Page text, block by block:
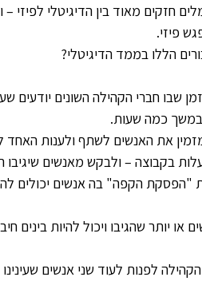
חזקים מאוד בין הדיגיטלי לפיזי
פיזי.
הללו בממד הדיגיטלי?
שבו חברי הקהילה השונים יודעים
במשך כמה שעות.
את האנשים לשתף ולענות האחד
בקבוצה – ולבקש מאנשים שיגיבו
את "הפסקת הקפה" בה אנשים
יותר שהגיבו ויכול להיות בינים
לפנות לעוד שני אנשים